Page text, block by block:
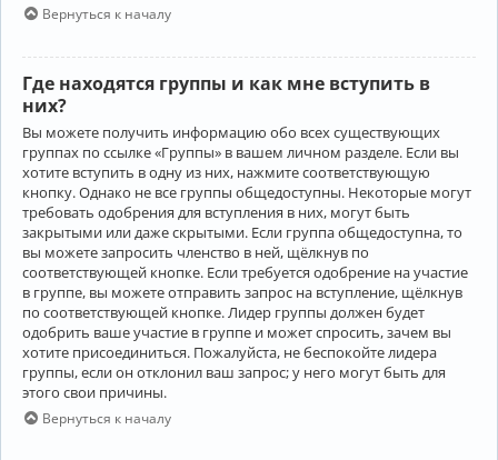
Вернуться к началу
Где находятся группы и как мне вступить в
них?
Вы можете получить информацию обо всех существующих
группах по ссылке «Группы» в вашем личном разделе. Если вы
хотите вступить в одну из них, нажмите соответствующую
кнопку. Однако не все группы общедоступны. Некоторые могут
требовать одобрения для вступления в них, могут быть
закрытыми или даже скрытыми. Если группа общедоступна, то
вы можете запросить членство в ней, щёлкнув по
соответствующей кнопке. Если требуется одобрение на участие
в группе, вы можете отправить запрос на вступление, щёлкнув
по соответствующей кнопке. Лидер группы должен будет
одобрить ваше участие в группе и может спросить, зачем вы
хотите присоединиться. Пожалуйста, не беспокойте лидера
группы, если он отклонил ваш запрос; у него могут быть для
этого свои причины.
Вернуться к началу